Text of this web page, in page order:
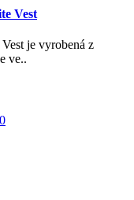
Vest
je vyrobená z
ve..